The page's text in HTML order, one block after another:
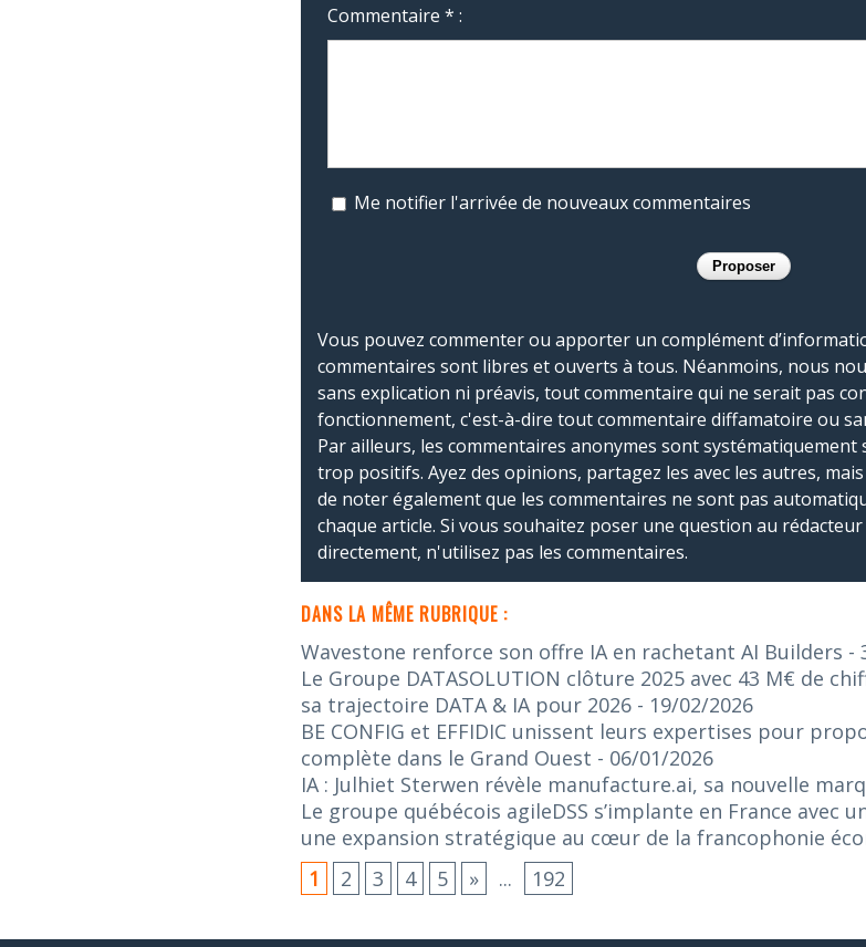
Commentaire * :
Me notifier l'arrivée de nouveaux commentaires
Vous pouvez commenter ou apporter un complément
commentaires sont libres et ouverts à tous. Néanmoins, nous
sans explication ni préavis, tout commentaire qui ne serait pas
fonctionnement, c'est-à-dire tout commentaire diffamatoire ou
Par ailleurs, les commentaires anonymes sont
trop positifs. Ayez des opinions, partagez les avec les autres, mais
de noter également que les commentaires ne sont pas
chaque article. Si vous souhaitez poser une question au
directement, n'utilisez pas les commentaires.
DANS LA MÊME RUBRIQUE :
Wavestone renforce son offre IA en rachetant AI Builders -
Le Groupe DATASOLUTION clôture 2025 avec 43 M€ de
sa trajectoire DATA & IA pour 2026 - 19/02/2026
BE CONFIG et EFFIDIC unissent leurs expertises pour
complète dans le Grand Ouest - 06/01/2026
IA : Julhiet Sterwen révèle manufacture.ai, sa nouvelle
Le groupe québécois agileDSS s’implante en France avec
une expansion stratégique au cœur de la francophonie
1
2 3 4 5 » ... 192